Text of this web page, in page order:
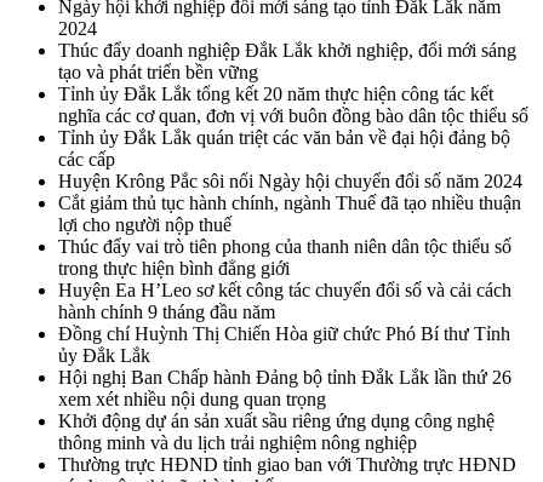
Ngày hội khởi nghiệp đổi mới sáng tạo tỉnh Đắk Lắk năm
2024
Thúc đẩy doanh nghiệp Đắk Lắk khởi nghiệp, đổi mới sáng
tạo và phát triển bền vững
Tỉnh ủy Đắk Lắk tổng kết 20 năm thực hiện công tác kết
nghĩa các cơ quan, đơn vị với buôn đồng bào dân tộc thiểu số
Tỉnh ủy Đắk Lắk quán triệt các văn bản về đại hội đảng bộ
các cấp
Huyện Krông Pắc sôi nổi Ngày hội chuyển đổi số năm 2024
Cắt giảm thủ tục hành chính, ngành Thuế đã tạo nhiều thuận
lợi cho người nộp thuế
Thúc đẩy vai trò tiên phong của thanh niên dân tộc thiểu số
trong thực hiện bình đẳng giới
Huyện Ea H’Leo sơ kết công tác chuyển đổi số và cải cách
hành chính 9 tháng đầu năm
Đồng chí Huỳnh Thị Chiến Hòa giữ chức Phó Bí thư Tỉnh
ủy Đắk Lắk
Hội nghị Ban Chấp hành Đảng bộ tỉnh Đắk Lắk lần thứ 26
xem xét nhiều nội dung quan trọng
Khởi động dự án sản xuất sầu riêng ứng dụng công nghệ
thông minh và du lịch trải nghiệm nông nghiệp
Thường trực HĐND tỉnh giao ban với Thường trực HĐND